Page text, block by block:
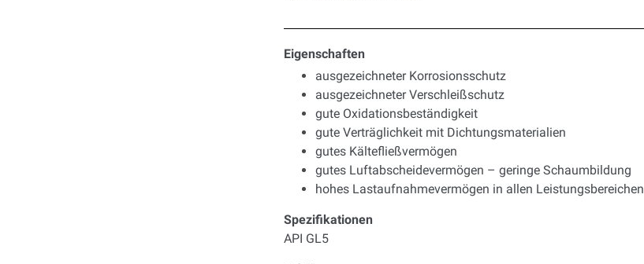
Eigenschaften
ausgezeichneter Korrosionsschutz
ausgezeichneter Verschleißschutz
gute Oxidationsbeständigkeit
gute Verträglichkeit mit Dichtungsmaterialien
gutes Kältefließvermögen
gutes Luftabscheidevermögen – geringe Schaumbildung
hohes Lastaufnahmevermögen in allen Leistungsbereichen
Spezifikationen
API GL5